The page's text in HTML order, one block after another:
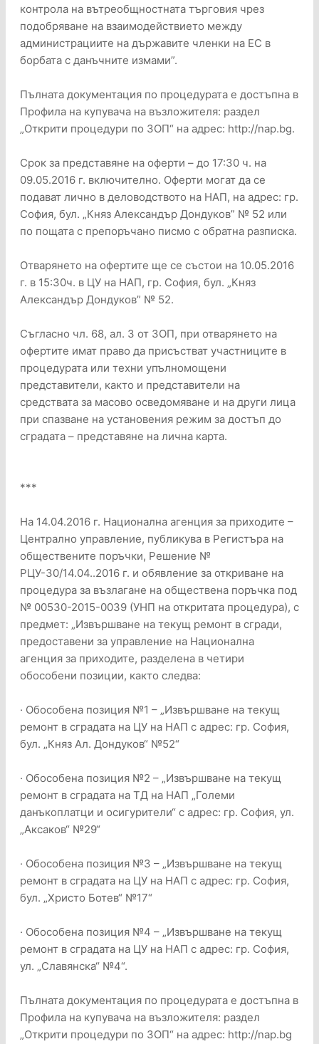
контрола на вътреобщностната търговия чрез
подобряване на взаимодействието между
администрациите на държавите членки на ЕС в
борбата с данъчните измами”.
Пълната документация по процедурата е достъпна в
Профила на купувача на възложителя: раздел
„Открити процедури по ЗОП“ на адрес: http://nap.bg.
Срок за представяне на оферти – до 17:30 ч. на
09.05.2016 г. включително. Оферти могат да се
подават лично в деловодството на НАП, на адрес: гр.
София, бул. „Княз Александър Дондуков” № 52 или
по пощата с препоръчано писмо с обратна разписка.
Отварянето на офертите ще се състои на 10.05.2016
г. в 15:30ч. в ЦУ на НАП, гр. София, бул. „Княз
Александър Дондуков” № 52.
Съгласно чл. 68, ал. 3 от ЗОП, при отварянето на
офертите имат право да присъстват участниците в
процедурата или техни упълномощени
представители, както и представители на
средствата за масово осведомяване и на други лица
при спазване на установения режим за достъп до
сградата – представяне на лична карта.
***
На 14.04.2016 г. Национална агенция за приходите –
Централно управление, публикува в Регистъра на
обществените поръчки, Решение №
РЦУ-30/14.04..2016 г. и обявление за откриване на
процедура за възлагане на обществена поръчка под
№ 00530-2015-0039 (УНП на откритата процедура), с
предмет: „Извършване на текущ ремонт в сгради,
предоставени за управление на Национална
агенция за приходите, разделена в четири
обособени позиции, както следва:
· Обособена позиция №1 – „Извършване на текущ
ремонт в сградата на ЦУ на НАП с адрес: гр. София,
бул. „Княз Ал. Дондуков“ №52“
· Обособена позиция №2 – „Извършване на текущ
ремонт в сградата на ТД на НАП „Големи
данъкоплатци и осигурители“ с адрес: гр. София, ул.
„Аксаков“ №29“
· Обособена позиция №3 – „Извършване на текущ
ремонт в сградата на ЦУ на НАП с адрес: гр. София,
бул. „Христо Ботев“ №17“
· Обособена позиция №4 – „Извършване на текущ
ремонт в сградата на ЦУ на НАП с адрес: гр. София,
ул. „Славянска“ №4“.
Пълната документация по процедурата е достъпна в
Профила на купувача на възложителя: раздел
„Открити процедури по ЗОП“ на адрес: http://nap.bg